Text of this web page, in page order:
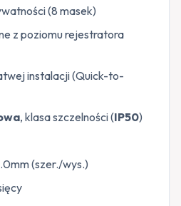
(8 masek)
z poziomu rejestratora
instalacji (Quick-to-
, klasa szczelności (IP50)
(szer./wys.)